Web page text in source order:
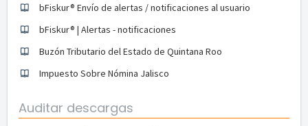
bFiskur® Envío de alertas / notificaciones al usuario
bFiskur® | Alertas - notificaciones
Buzón Tributario del Estado de Quintana Roo
Impuesto Sobre Nómina Jalisco
Auditar descargas